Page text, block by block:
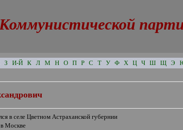
З И-Й К Л М Н О П Р С Т У Ф Х Ц Ч Ш Щ Э
в селе Цветном Астраханской губернии
Москве